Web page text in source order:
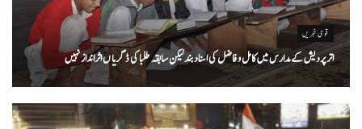
قومی خبریں
اتر پردیش کےمدارس میں کامل و فاضل کی اسناد بند لیکن سابقہ طلبا کی ڈگریا ں اثرانداز نہیں